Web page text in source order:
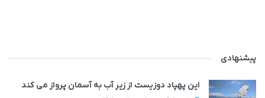
پیشنهادی
این پهپاد دوزیست از زیر آب به آسمان پرواز می‌ کند